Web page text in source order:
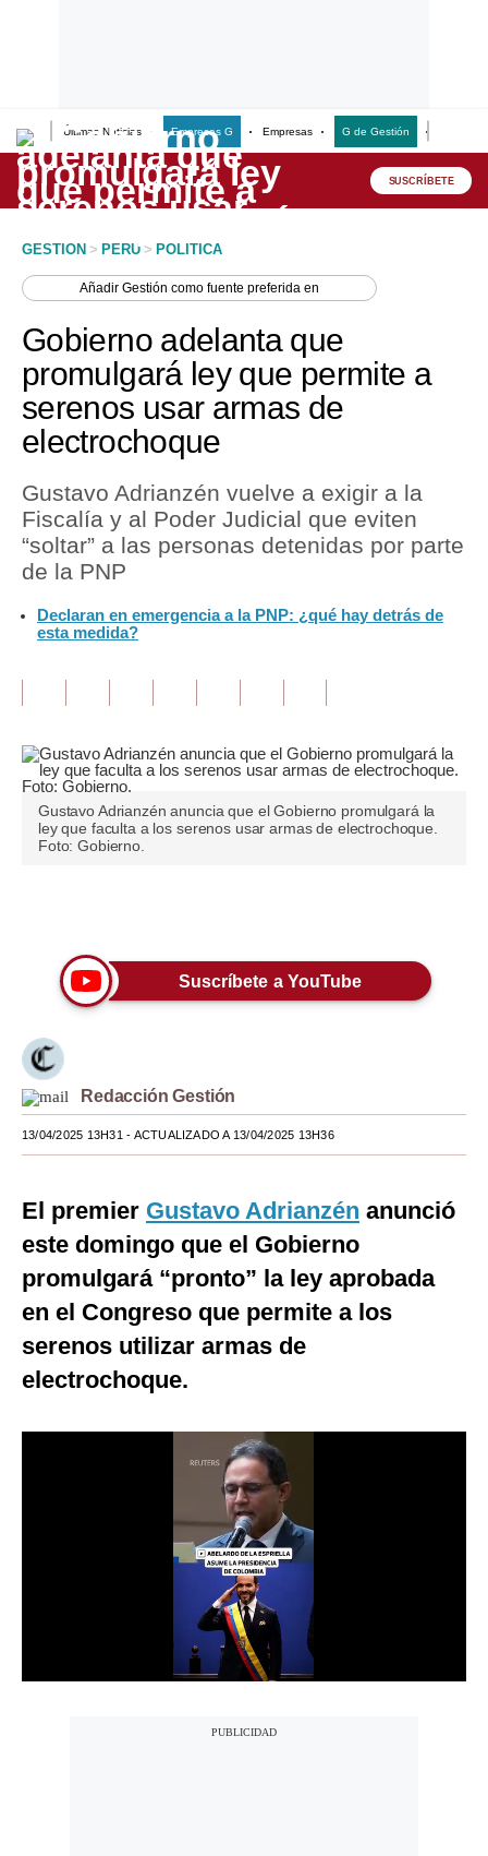
Últimas Noticias Empresas G Empresas G de Gestión
Lo último
Peru Quiosco
Economía
Mercados
Perú
Política
Tu Dinero
Finanzas Personales
Inmobiliarias
Opinión
Editorial
Pregunta de hoy
Blogs
Viajes
Moda
Estilos
Mundo
EEUU
España
Internacional
Tecnología
Club del Suscriptor
SUSCRÍBETE
GESTION > PERU > POLITICA
AñadirGestión como fuente preferida en
Gobierno adelanta que
promulgará ley que permite a
serenos usar armas de
electrochoque
Gustavo Adrianzén vuelve a exigir a la
Fiscalía y al Poder Judicial que eviten
“soltar” a las personas detenidas por parte
de la PNP
Declaran en emergencia a la PNP: ¿qué hay detrás de
esta medida?
Gustavo Adrianzén anuncia que el Gobierno promulgará la
ley que faculta a los serenos usar armas de electrochoque.
Foto: Gobierno.
Suscríbete a YouTube
Redacción Gestión
13/04/2025 13H31 - ACTUALIZADO A 13/04/2025 13H36
El premier Gustavo Adrianzén anunció
este domingo que el Gobierno
promulgará “pronto” la ley aprobada
en el Congreso que permite a los
serenos utilizar armas de
electrochoque.